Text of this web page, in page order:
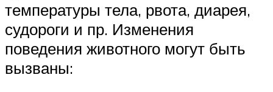
температуры тела, рвота, диарея,
судороги и пр. Изменения
поведения животного могут быть
вызваны: